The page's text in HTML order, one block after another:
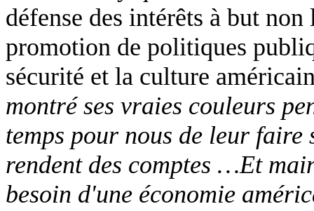
défense des intérêts à but
promotion de politiques
sécurité et la culture
montré ses vraies couleurs
temps pour nous de leur
rendent des comptes …Et
besoin d'une économie